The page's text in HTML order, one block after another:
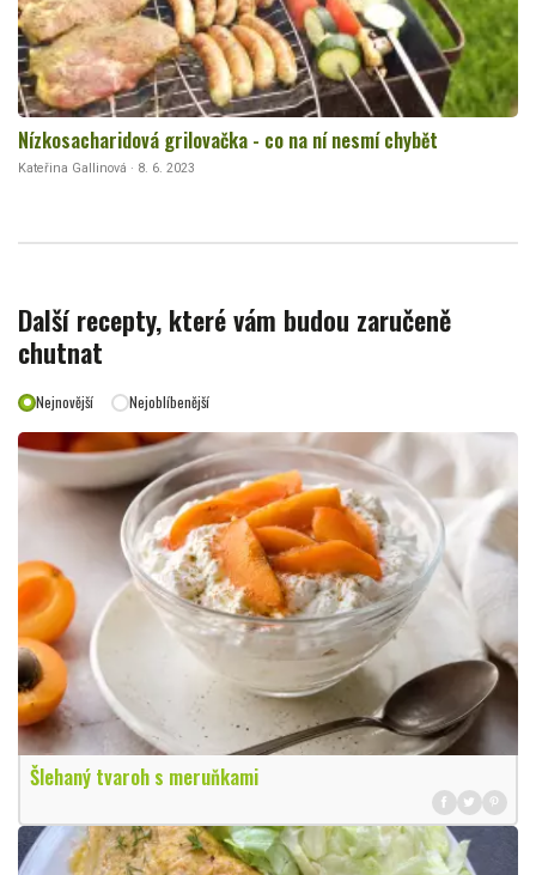
Nízkosacharidová grilovačka - co na ní nesmí chybět
Kateřina Gallinová · 8. 6. 2023
Další recepty, které vám budou zaručeně
chutnat
Nejnovější Nejoblíbenější
Šlehaný tvaroh s meruňkami